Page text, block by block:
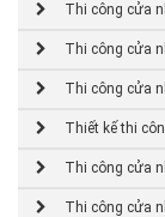
Thi công cửa
Thi công cửa
Thi công cửa
Thiết kế thi
Thi công cửa
Thi công cửa